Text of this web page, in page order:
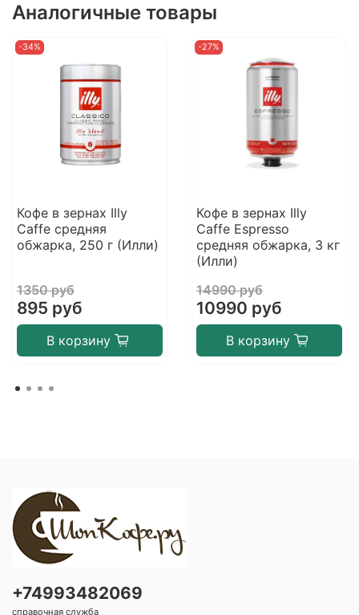
Аналогичные товары
-34%
Кофе в зернах Illy
Caffe средняя
обжарка, 250 г (Илли)
1350 руб
895 руб
В корзину
-27%
Кофе в зернах Illy
Caffe Espresso
средняя обжарка, 3 кг
(Илли)
14990 руб
10990 руб
В корзину
+74993482069
справочная служба